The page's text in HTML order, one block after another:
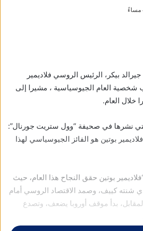
بيكر، الرئيس الروسي فلاديمير
شخصية العام الجيوسياسية ، مشيرا إلى
خلال العام.
نشرها في صحيفة “وول ستريت جورنال”:
بوتين هو الفائز الجيوسياسي لهذا
بوتين حقق النجاح هذا العام، حيث
شنته كييف، وصمد الاقتصاد الروسي أمام
بدأ موقف أوروبا يضعف، وتصدع